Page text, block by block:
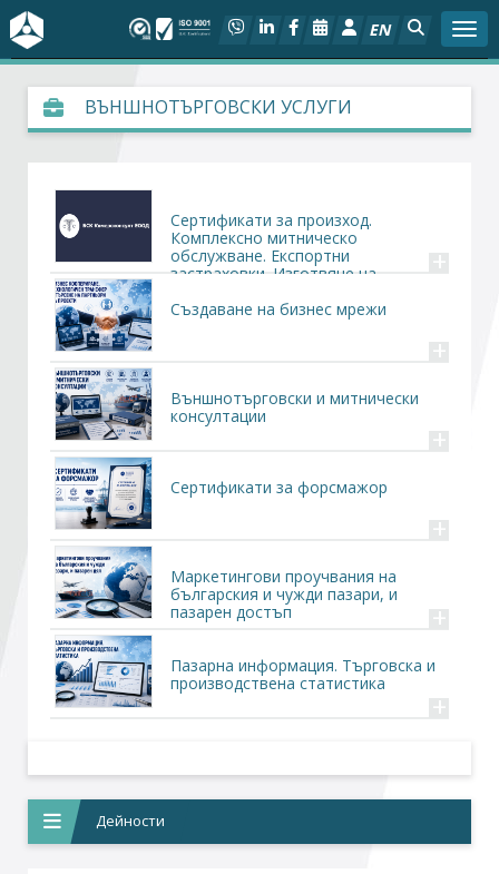
EN
За БСК
Актуално
Социален диалог
Дейности
Арбитражен съд
Проекти
Членове
Стани член
Абонирайте се!
ВЪНШНОТЪРГОВСКИ УСЛУГИ
Сертификати за произход.
Комплексно митническо
обслужване. Експортни
застраховки. Изготвяне на
+
Създаване на бизнес мрежи
+
Външнотърговски и митнически
консултации
+
Сертификати за форсмажор
+
Маркетингови проучвания на
българския и чужди пазари, и
пазарен достъп
+
Пазарна информация. Търговска и
производствена статистика
+
Дейности